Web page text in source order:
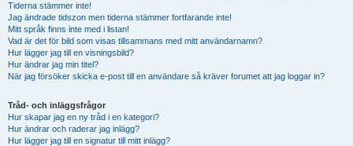
Tiderna stämmer inte!
Jag ändrade tidszon men tiderna stämmer fortfarande inte!
Mitt språk finns inte med i listan!
Vad är det för bild som visas tillsammans med mitt användarnamn?
Hur lägger jag till en visningsbild?
Hur ändrar jag min titel?
När jag försöker skicka e-post till en användare så kräver forumet att jag loggar in?
Tråd- och inläggsfrågor
Hur skapar jag en ny tråd i en kategori?
Hur ändrar och raderar jag inlägg?
Hur lägger jag till en signatur till mitt inlägg?